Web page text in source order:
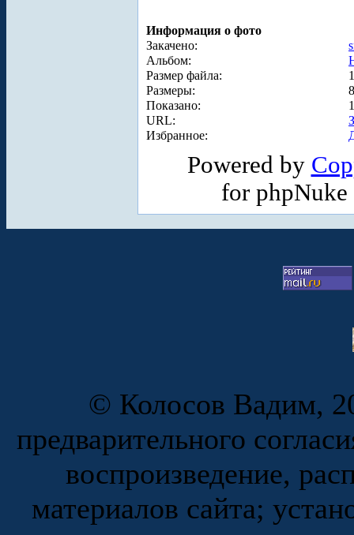
Информация о фото
Закачено:
Альбом:
Размер файла:
Размеры:
Показано:
URL:
Избранное:
Powered by
for
© Колосов Вадим,
предварительного
воспроизведение,
материалов сайта;